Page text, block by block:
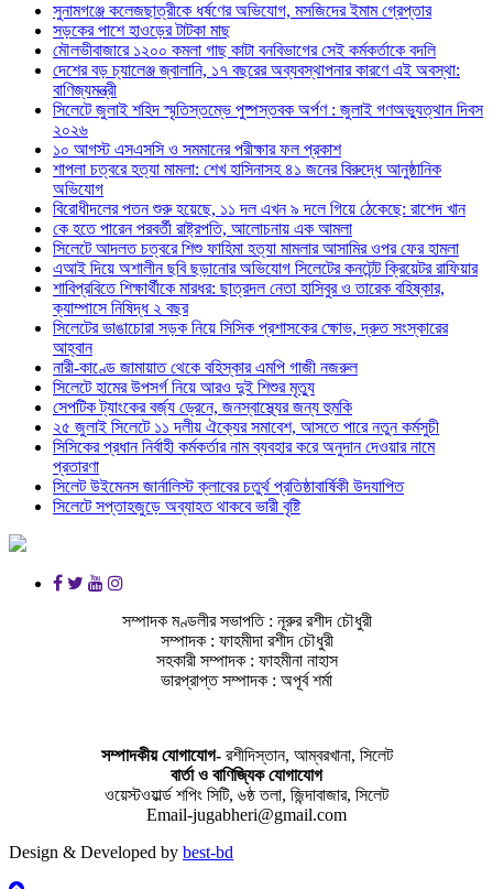
সুনামগঞ্জে কলেজছাত্রীকে ধর্ষণের অভিযোগ, মসজিদের ইমাম গ্রেপ্তার
সড়কের পাশে হাওড়ের টাটকা মাছ
মৌলভীবাজারে ১২০০ কমলা গাছ কাটা বনবিভাগের সেই কর্মকর্তাকে বদলি
দেশের বড় চ্যালেঞ্জ জ্বালানি, ১৭ বছরের অব্যবস্থাপনার কারণে এই অবস্থা:
বাণিজ্যমন্ত্রী
সিলেটে জুলাই শহিদ স্মৃতিস্তম্ভে পুষ্পস্তবক অর্পণ : জুলাই গণঅভ্যুত্থান দিবস
২০২৬
১০ আগস্ট এসএসসি ও সমমানের পরীক্ষার ফল প্রকাশ
শাপলা চত্বরে হত্যা মামলা: শেখ হাসিনাসহ ৪১ জনের বিরুদ্ধে আনুষ্ঠানিক
অভিযোগ
বিরোধীদলের পতন শুরু হয়েছে, ১১ দল এখন ৯ দলে গিয়ে ঠেকেছে: রাশেদ খান
কে হতে পারেন পরবর্তী রাষ্ট্রপতি, আলোচনায় এক আমলা
সিলেটে আদলত চত্বরে শিশু ফাহিমা হত্যা মামলার আসামির ওপর ফের হামলা
এআই দিয়ে অশালীন ছবি ছড়ানোর অভিযোগ সিলেটের কনটেন্ট ক্রিয়েটর রাফিয়ার
শাবিপ্রবিতে শিক্ষার্থীকে মারধর: ছাত্রদল নেতা হাসিবুর ও তারেক বহিষ্কার,
ক্যাম্পাসে নিষিদ্ধ ২ বছর
সিলেটের ভাঙাচোরা সড়ক নিয়ে সিসিক প্রশাসকের ক্ষোভ, দ্রুত সংস্কারের
আহ্বান
নারী-কাণ্ডে জামায়াত থেকে বহিস্কার এমপি গাজী নজরুল
সিলেটে হামের উপসর্গ নিয়ে আরও দুই শিশুর মৃত্যু
সেপটিক ট্যাংকের বর্জ্য ড্রেনে, জনস্বাস্থ্যের জন্য হুমকি
২৫ জুলাই সিলেটে ১১ দলীয় ঐক্যের সমাবেশ, আসতে পারে নতুন কর্মসুচী
সিসিকের প্রধান নির্বাহী কর্মকর্তার নাম ব্যবহার করে অনুদান দেওয়ার নামে
প্রতারণা
সিলেট উইমেনস জার্নালিস্ট ক্লাবের চতুর্থ প্রতিষ্ঠাবার্ষিকী উদযাপিত
সিলেটে সপ্তাহজুড়ে অব্যাহত থাকবে ভারী বৃষ্টি
সম্পাদক মণ্ডলীর সভাপতি : নূরুর রশীদ চৌধুরী
সম্পাদক : ফাহমীদা রশীদ চৌধুরী
সহকারী সম্পাদক : ফাহমীনা নাহাস
ভারপ্রাপ্ত সম্পাদক : অপূর্ব শর্মা
সম্পাদকীয় যােগাযোগ-রশীদিস্তান, আম্বরখানা, সিলেট
বার্তা ও বাণিজ্যিক যোগাযােগ
ওয়েস্টওয়ার্ল্ড শপিং সিটি, ৬ষ্ঠ তলা, জিন্দাবাজার, সিলেট
Email-jugabheri@gmail.com
Design & Developed by best-bd